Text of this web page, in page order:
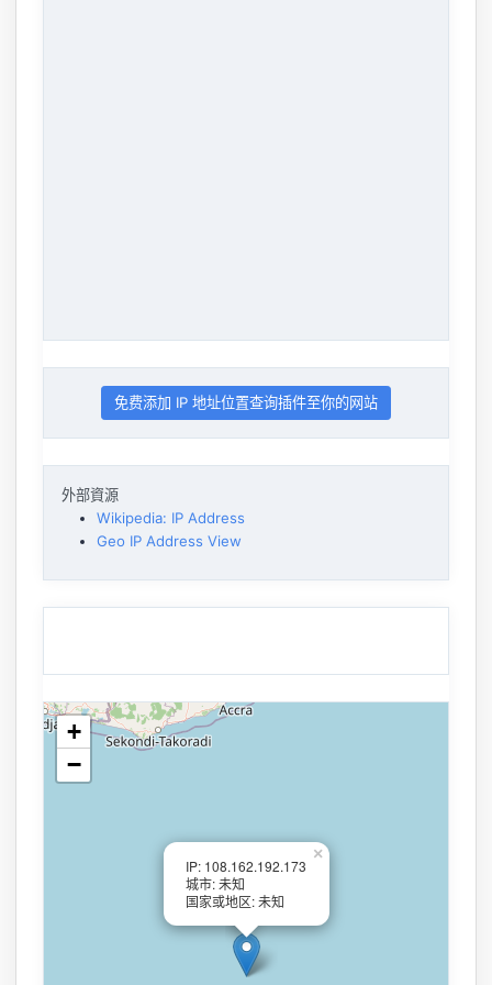
免费添加 IP 地址位置查询插件至你的网站
外部資源
Wikipedia: IP Address
Geo IP Address View
IP: 108.162.192.173
城市: 未知
国家或地区: 未知
×
+
−